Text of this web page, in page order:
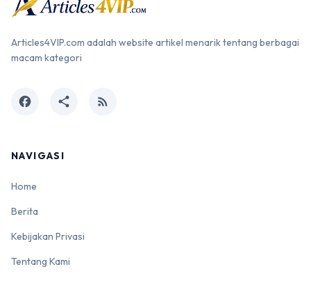
Articles4VIP.com adalah website artikel menarik tentang berbagai
macam kategori
facebook share rss_feed
NAVIGASI
Home
Berita
Kebijakan Privasi
Tentang Kami